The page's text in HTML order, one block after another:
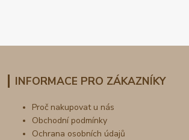
INFORMACE PRO ZÁKAZNÍKY
Proč nakupovat u nás
Obchodní podmínky
Ochrana osobních údajů